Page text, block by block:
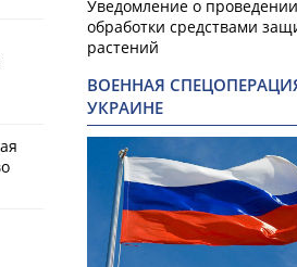
Уведомление о проведении
обработки средствами
растений
ВОЕННАЯ
УКРАИНЕ